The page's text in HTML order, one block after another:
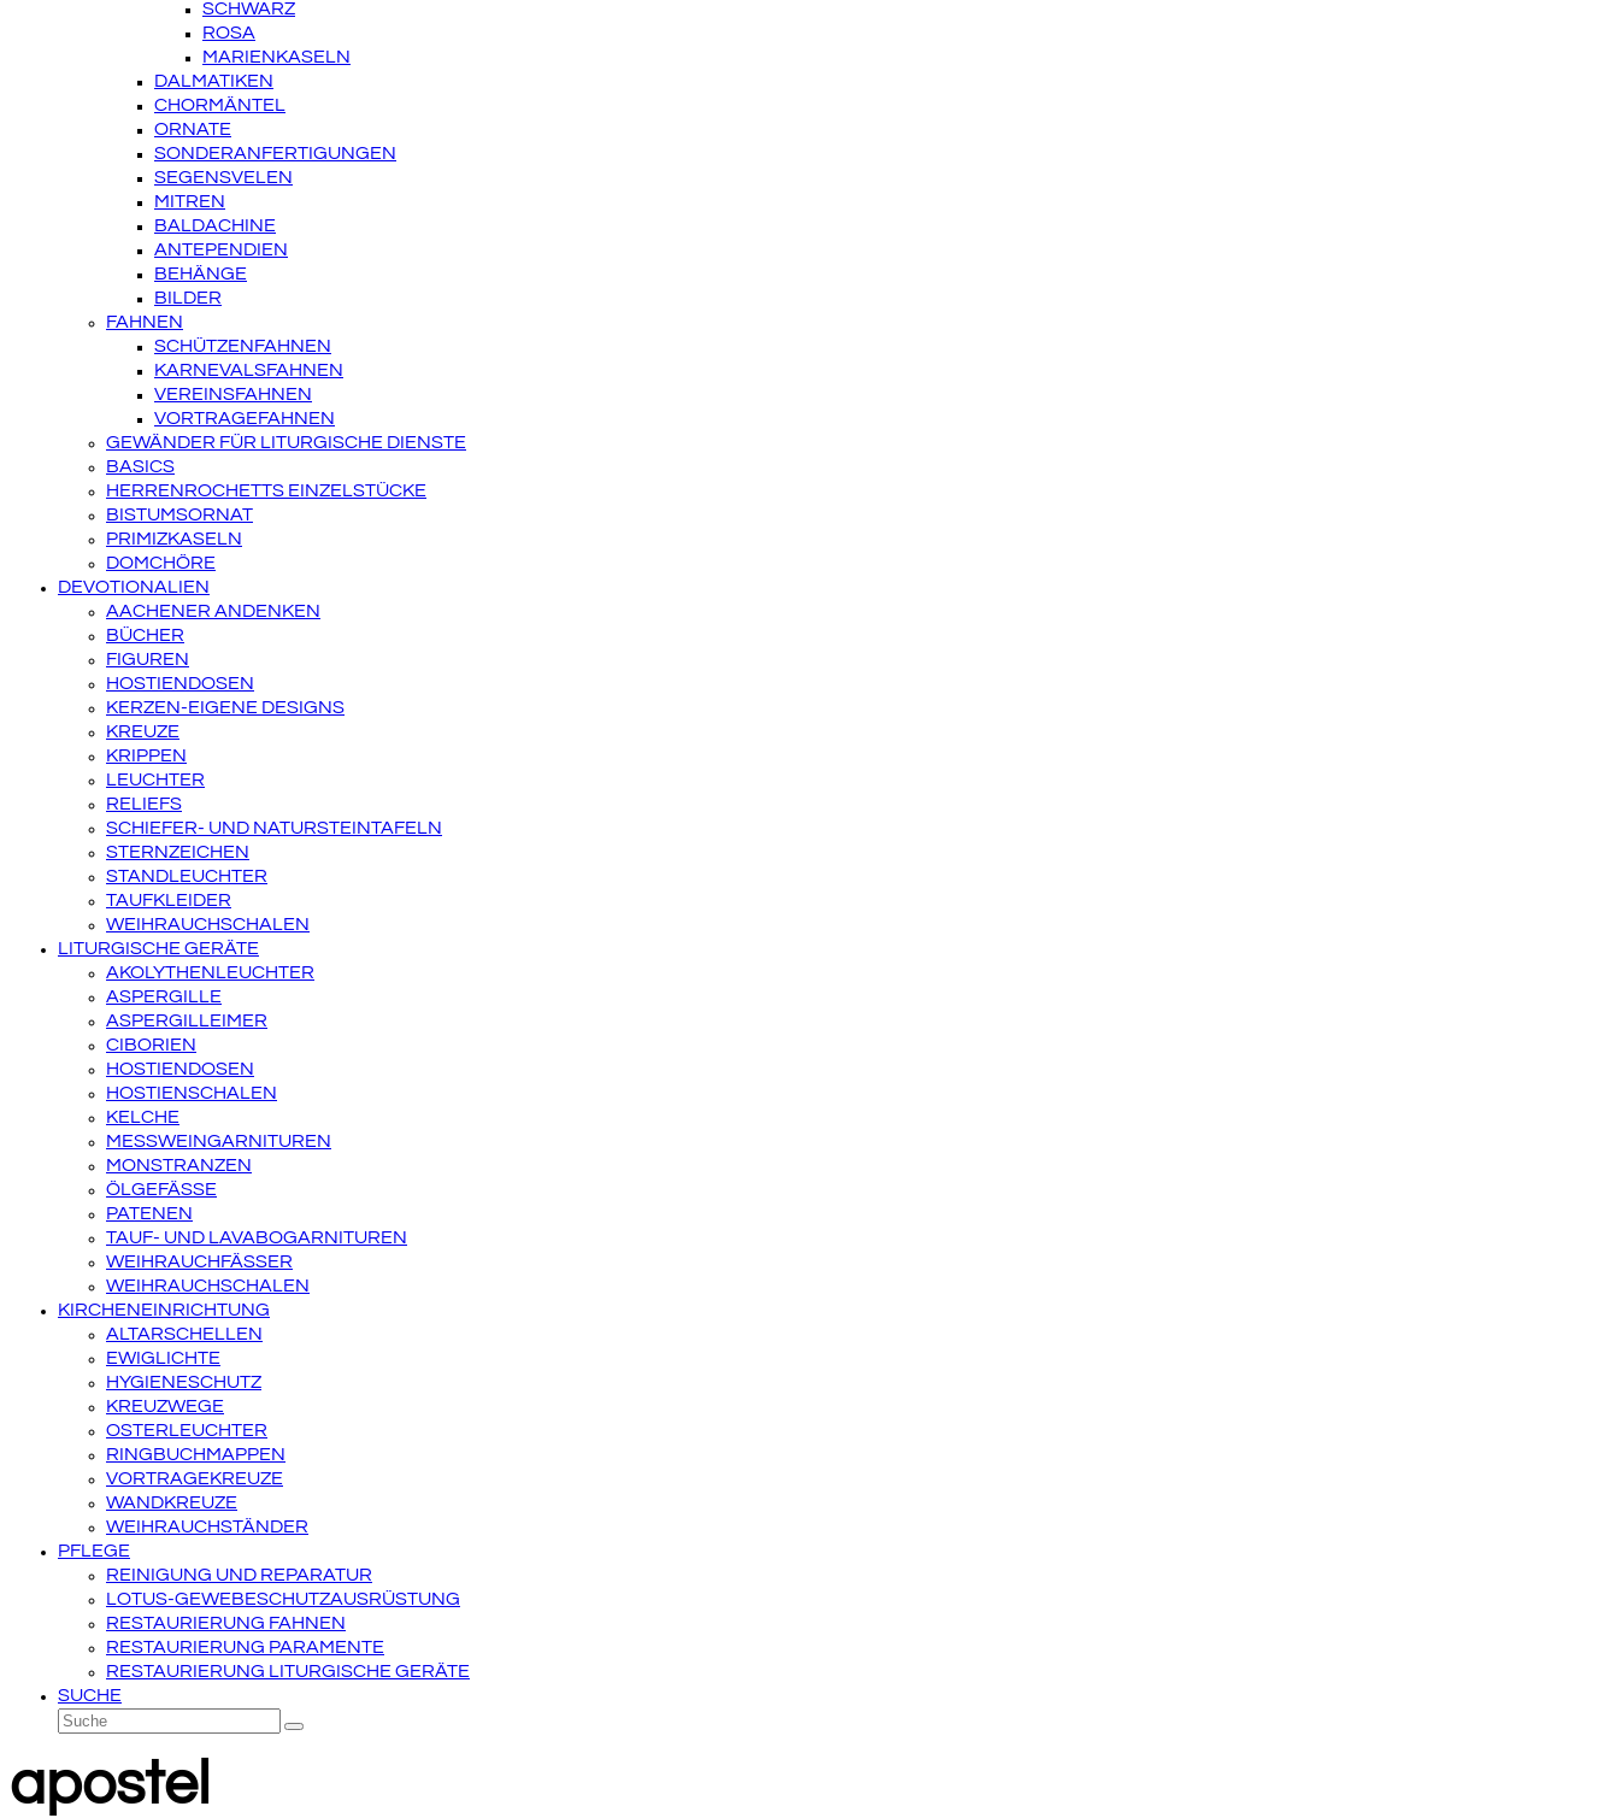
SCHWARZ
ROSA
MARIENKASELN
DALMATIKEN
CHORMÄNTEL
ORNATE
SONDERANFERTIGUNGEN
SEGENSVELEN
MITREN
BALDACHINE
ANTEPENDIEN
BEHÄNGE
BILDER
FAHNEN
SCHÜTZENFAHNEN
KARNEVALSFAHNEN
VEREINSFAHNEN
VORTRAGEFAHNEN
GEWÄNDER FÜR LITURGISCHE DIENSTE
BASICS
HERRENROCHETTS EINZELSTÜCKE
BISTUMSORNAT
PRIMIZKASELN
DOMCHÖRE
DEVOTIONALIEN
AACHENER ANDENKEN
BÜCHER
FIGUREN
HOSTIENDOSEN
KERZEN-EIGENE DESIGNS
KREUZE
KRIPPEN
LEUCHTER
RELIEFS
SCHIEFER- UND NATURSTEINTAFELN
STERNZEICHEN
STANDLEUCHTER
TAUFKLEIDER
WEIHRAUCHSCHALEN
LITURGISCHE GERÄTE
AKOLYTHENLEUCHTER
ASPERGILLE
ASPERGILLEIMER
CIBORIEN
HOSTIENDOSEN
HOSTIENSCHALEN
KELCHE
MESSWEINGARNITUREN
MONSTRANZEN
ÖLGEFÄSSE
PATENEN
TAUF- UND LAVABOGARNITUREN
WEIHRAUCHFÄSSER
WEIHRAUCHSCHALEN
KIRCHENEINRICHTUNG
ALTARSCHELLEN
EWIGLICHTE
HYGIENESCHUTZ
KREUZWEGE
OSTERLEUCHTER
RINGBUCHMAPPEN
VORTRAGEKREUZE
WANDKREUZE
WEIHRAUCHSTÄNDER
PFLEGE
REINIGUNG UND REPARATUR
LOTUS-GEWEBESCHUTZAUSRÜSTUNG
RESTAURIERUNG FAHNEN
RESTAURIERUNG PARAMENTE
RESTAURIERUNG LITURGISCHE GERÄTE
SUCHE
Suche
Senden
apostel